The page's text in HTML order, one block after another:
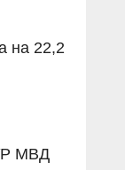
на 22,2
МВД